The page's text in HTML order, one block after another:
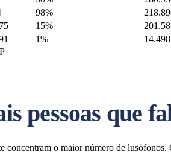
98%
15%
1%
14.498
pessoas que
concentram o maior número de